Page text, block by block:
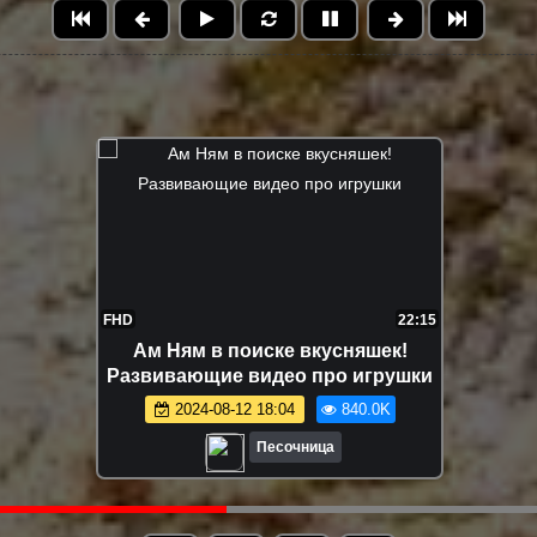
FHD 12:04
Маша Капуки и игрушки на пляже -
Развивающее видео для малышей
2024-08-16 18:41 632.0K
Песочница